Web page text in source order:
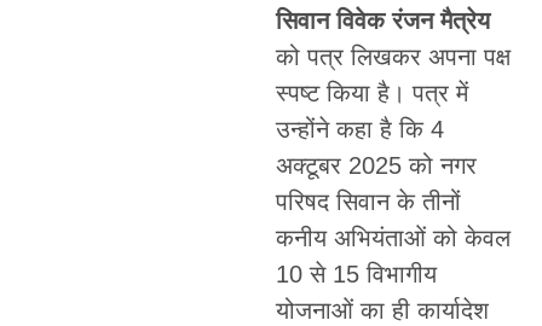
सिवान विवेक रंजन मैत्रेय
को पत्र लिखकर अपना पक्ष
स्पष्ट किया है। पत्र में
उन्होंने कहा है कि 4
अक्टूबर 2025 को नगर
परिषद सिवान के तीनों
कनीय अभियंताओं को केवल
10 से 15 विभागीय
योजनाओं का ही कार्यादेश